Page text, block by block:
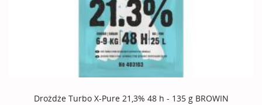
Drożdże Turbo X-Pure 21,3% 48 h - 135 g BROWIN